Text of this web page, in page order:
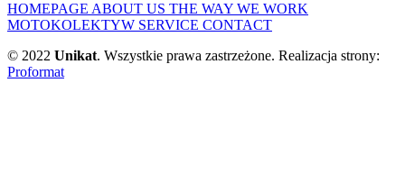
HOMEPAGE ABOUT US THE WAY WE WORK
MOTOKOLEKTYW SERVICE CONTACT
© 2022 Unikat. Wszystkie prawa zastrzeżone. Realizacja strony:
Proformat